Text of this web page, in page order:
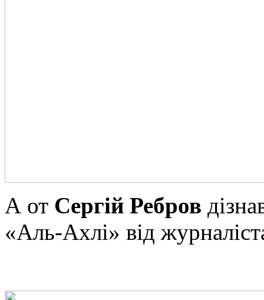
А от Сергій Ребров
«Аль-Ахлі» від